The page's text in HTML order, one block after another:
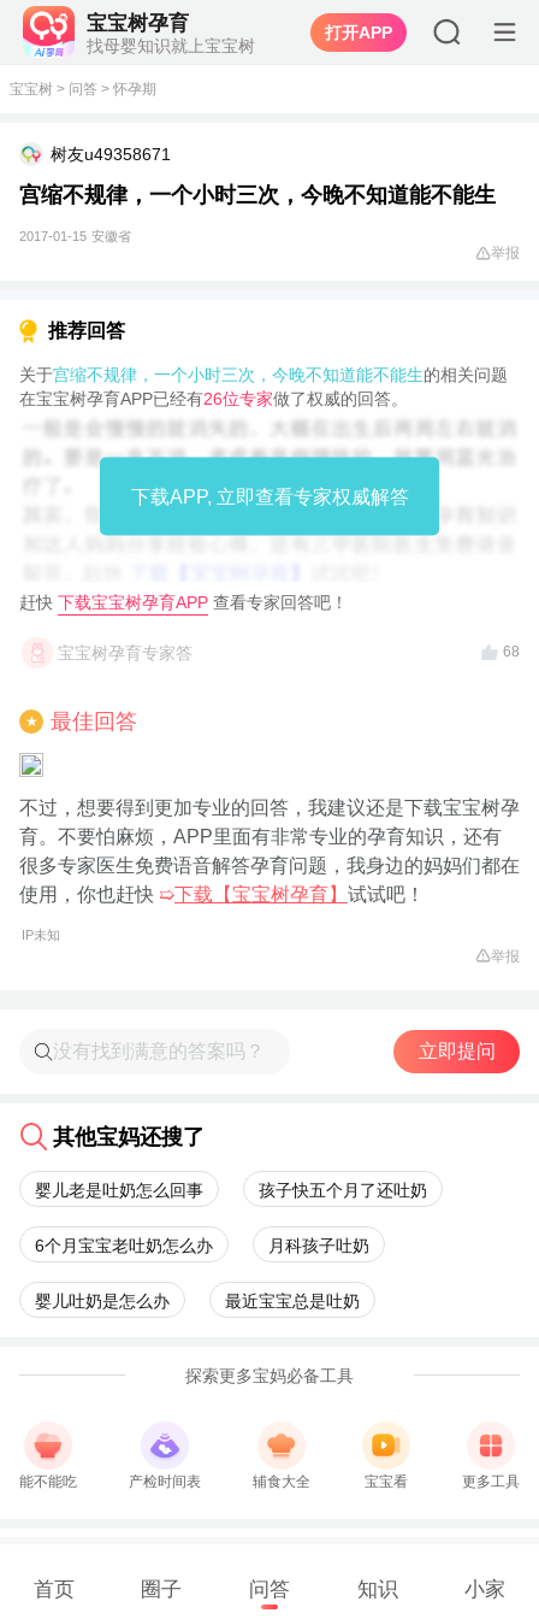
宝宝树孕育
找母婴知识就上宝宝树
打开APP
宝宝树 > 问答 > 怀孕期
树友u49358671
宫缩不规律，一个小时三次，今晚不知道能不能生
2017-01-15 安徽省
举报
推荐回答
关于宫缩不规律，一个小时三次，今晚不知道能不能生的相关问题
在宝宝树孕育APP已经有26位专家做了权威的回答。
下载APP, 立即查看专家权威解答
赶快 下载宝宝树孕育APP 查看专家回答吧！
宝宝树孕育专家答 68
★ 最佳回答
不过，想要得到更加专业的回答，我建议还是下载宝宝树孕
育。不要怕麻烦，APP里面有非常专业的孕育知识，还有
很多专家医生免费语音解答孕育问题，我身边的妈妈们都在
使用，你也赶快 ➯下载【宝宝树孕育】 试试吧！
IP未知
举报
立即提问
其他宝妈还搜了
婴儿老是吐奶怎么回事 孩子快五个月了还吐奶
6个月宝宝老吐奶怎么办 月科孩子吐奶
婴儿吐奶是怎么办 最近宝宝总是吐奶
探索更多宝妈必备工具
能不能吃 产检时间表 辅食大全 宝宝看 更多工具
首页 圈子 问答 知识 小家